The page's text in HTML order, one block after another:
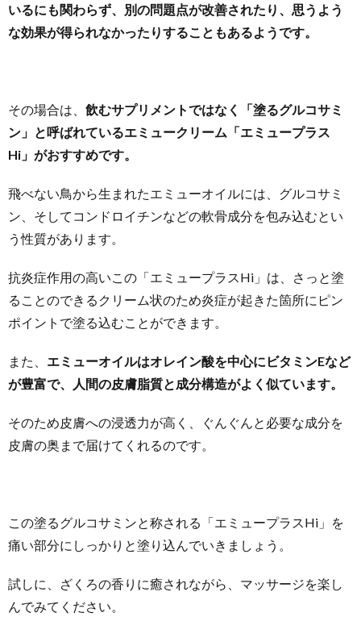
いるにも関わらず、別の問題点が改善されたり、思うよう
な効果が得られなかったりすることもあるようです。
その場合は、 飲むサプリメントではなく「塗るグルコサミ
ン」と呼ばれているエミュークリーム「エミュープラス
Hi」がおすすめです。
飛べない鳥から生まれたエミューオイルには、グルコサミ
ン、そしてコンドロイチンなどの軟骨成分を包み込むとい
う性質があります。
抗炎症作用の高いこの「エミュープラスHi」は、さっと塗
ることのできるクリーム状のため炎症が起きた箇所にピン
ポイントで塗る込むことができます。
また、 エミューオイルはオレイン酸を中心にビタミンEなど
が豊富で、人間の皮膚脂質と成分構造がよく似ています。
そのため皮膚への浸透力が高く、ぐんぐんと必要な成分を
皮膚の奥まで届けてくれるのです。
この塗るグルコサミンと称される「エミュープラスHi」を
痛い部分にしっかりと塗り込んでいきましょう。
試しに、ざくろの香りに癒されながら、マッサージを楽し
んでみてください。